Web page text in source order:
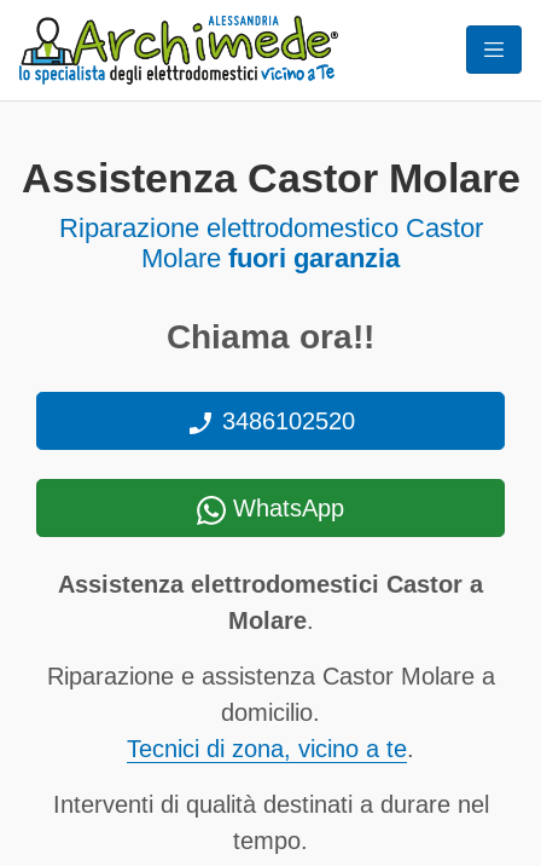
Assistenza Castor Molare
Riparazione elettrodomestico Castor
Molare fuori garanzia
Chiama ora!!
3486102520
WhatsApp
Assistenza elettrodomestici Castor a
Molare.
Riparazione e assistenza Castor Molare a
domicilio.
Tecnici di zona, vicino a te.
Interventi di qualità destinati a durare nel
tempo.